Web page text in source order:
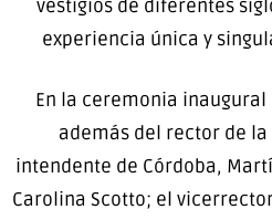
vestigios de diferentes
experiencia única y
En la ceremonia
además del rector de la
intendente de Córdoba,
Carolina Scotto; el